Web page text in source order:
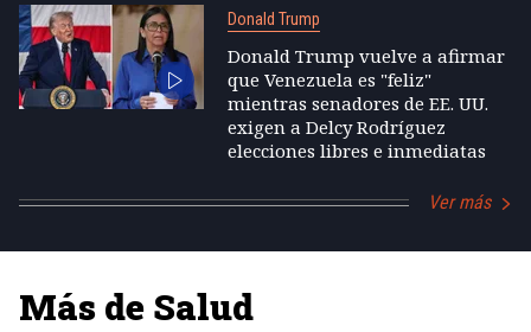
Donald Trump
Donald Trump vuelve a afirmar
que Venezuela es "feliz"
mientras senadores de EE. UU.
exigen a Delcy Rodríguez
elecciones libres e inmediatas
Ver más
Más de Salud